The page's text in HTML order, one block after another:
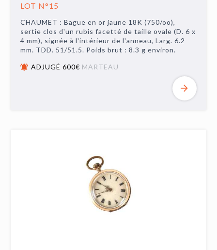
LOT N°15
CHAUMET : Bague en or jaune 18K (750/oo),
sertie clos d'un rubis facetté de taille ovale (D. 6 x
4 mm), signée à l'intérieur de l'anneau, Larg. 6.2
mm. TDD. 51/51.5. Poids brut : 8.3 g environ.
ADJUGÉ 600€ MARTEAU